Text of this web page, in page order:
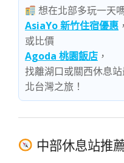
想在北部多玩一天
AsiaYo 新竹住宿優惠 ，
或比價
Agoda 桃園飯店 ，
找離湖口或關西休息
北台灣之旅！
中部休息站推